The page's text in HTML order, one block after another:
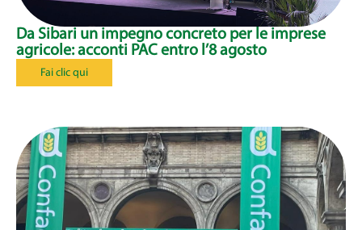
Da Sibari un impegno concreto per le imprese
agricole: acconti PAC entro l’8 agosto
Fai clic qui